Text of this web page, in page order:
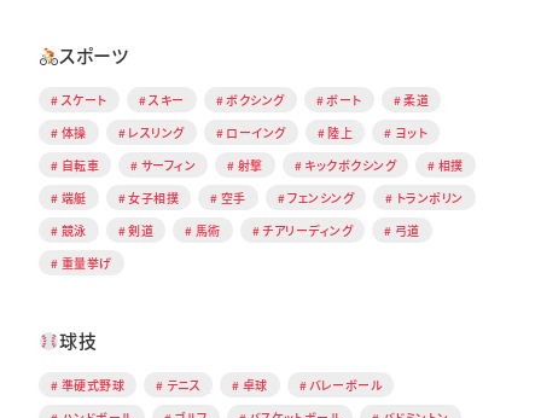
スポーツ
スケート スキー ボクシング ボート
柔道
体操
レスリング ローイング 陸上
ヨット
自転車
サーフィン 射撃 キックボクシング
相撲
端艇
女子相撲 空手 フェンシング
トランポリン
競泳
剣道 馬術 チアリーディング
弓道
重量挙げ
球技
準硬式野球 テニス 卓球
バレーボール